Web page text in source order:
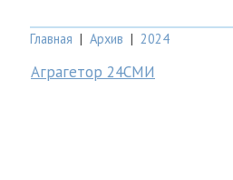
Главная | Архив | 2024
Аграгетор 24СМИ